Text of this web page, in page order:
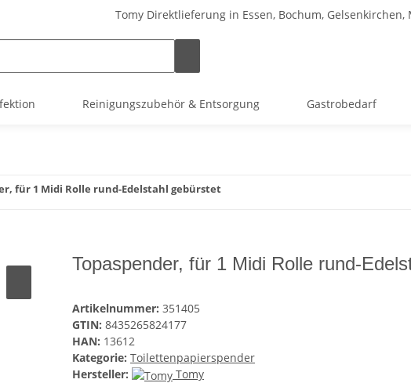
Tomy Direktlieferung in Essen, Bochum,
Reinigungszubehör & Entsorgung Gastrobedarf
für 1 Midi Rolle rund-Edelstahl gebürstet
Topaspender, für 1 Midi Rolle rund-
Artikelnummer: 351405
GTIN: 8435265824177
HAN: 13612
Kategorie: Toilettenpapierspender
Hersteller:
Tomy